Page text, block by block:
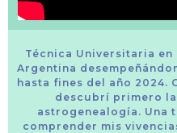
Técnica Universitaria
Argentina
hasta fines del año 2024.
descubrí primero
astrogenealogía. Una
comprender mis